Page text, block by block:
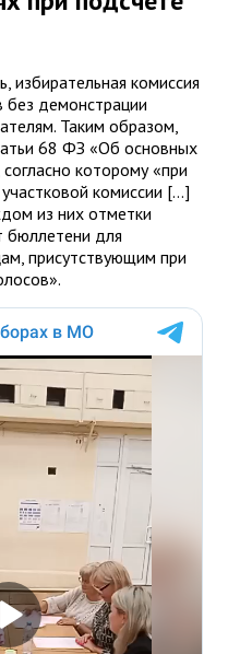
избирательная комиссия
демонстрации
Таким образом,
68 ФЗ «Об основных
которому «при
комиссии […]
из них отметки
бюллетени для
присутствующим при